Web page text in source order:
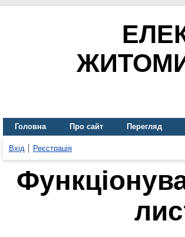
Головна Про сайт Перегляд
Вхід Реєстрація